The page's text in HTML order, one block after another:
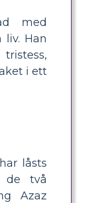
med
liv. Han
i ett
låsts
de två
Azaz